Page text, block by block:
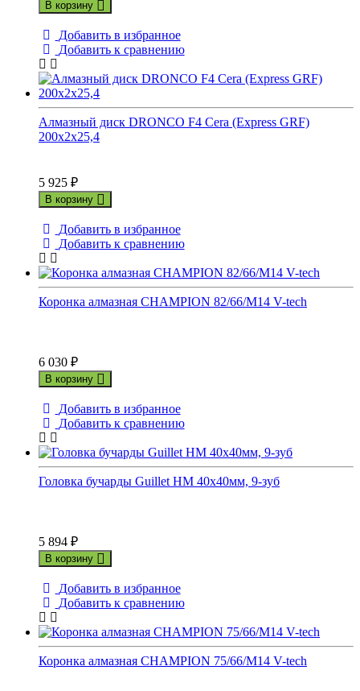
В корзину
Добавить в избранное
Добавить к сравнению
Алмазный диск DRONCO F4 Cera (Express GRF)
200x2x25,4
5 925 ₽
В корзину
Добавить в избранное
Добавить к сравнению
Коронка алмазная CHAMPION 82/66/М14 V-tech
6 030 ₽
В корзину
Добавить в избранное
Добавить к сравнению
Головка бучарды Guillet HM 40х40мм, 9-зуб
5 894 ₽
В корзину
Добавить в избранное
Добавить к сравнению
Коронка алмазная CHAMPION 75/66/М14 V-tech